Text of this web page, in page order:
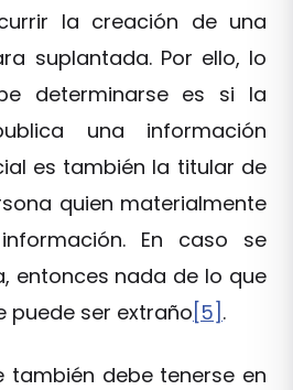
la creación de una
suplantada. Por ello, lo
determinarse es si la
una información
es también la titular de
quien materialmente
En caso se
entonces nada de lo que
puede ser extraño [5] .
también debe tenerse en